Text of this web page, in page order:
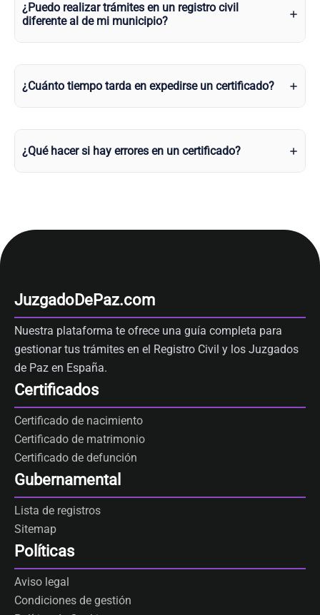
¿Puedo realizar trámites en un registro civil
diferente al de mi municipio?
¿Cuánto tiempo tarda en expedirse un certificado?
¿Qué hacer si hay errores en un certificado?
JuzgadoDePaz.com
Nuestra plataforma te ofrece una guía completa para
gestionar tus trámites en el Registro Civil y los Juzgados
de Paz en España.
Certificados
Certificado de nacimiento
Certificado de matrimonio
Certificado de defunción
Gubernamental
Lista de registros
Sitemap
Políticas
Aviso legal
Condiciones de gestión